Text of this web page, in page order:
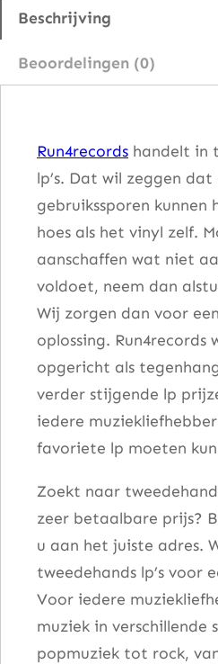
g
Beschrijving
Beoordelingen (0)
Run4records handelt in
lp’s. Dat wil zeggen
gebruikssporen kunnen
hoes als het vinyl zelf.
aanschaffen wat niet
voldoet, neem dan
Wij zorgen dan voor
oplossing. Run4records
opgericht als
verder stijgende lp
iedere
favoriete lp moeten
Zoekt naar
zeer betaalbare prijs?
u aan het juiste adres.
tweedehands lp’s voor
Voor iedere
muziek in verschillende
popmuziek tot rock,